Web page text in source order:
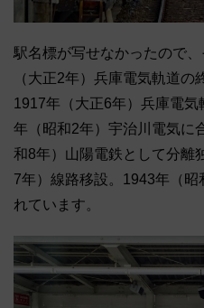
駅名標が写せなかったので
（大正2年）兵庫電気軌道の
1917年（大正6年）兵庫電
年（昭和2年）宇治川電気に
和8年）山陽電鉄として分離
7年）線路移設。1943年（
れています。